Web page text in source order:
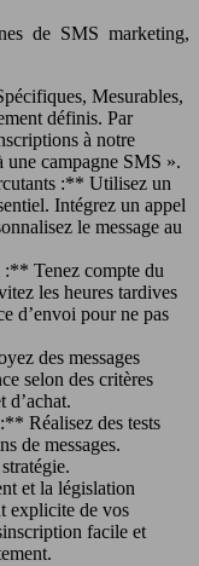
de SMS marketing,
Mesurables,
définis. Par
à notre
une campagne SMS ».
:** Utilisez un
Intégrez un appel
le message au
Tenez compte du
les heures tardives
d’envoi pour ne pas
des messages
selon des critères
d’achat.
Réalisez des tests
de messages.
et la législation
explicite de vos
facile et